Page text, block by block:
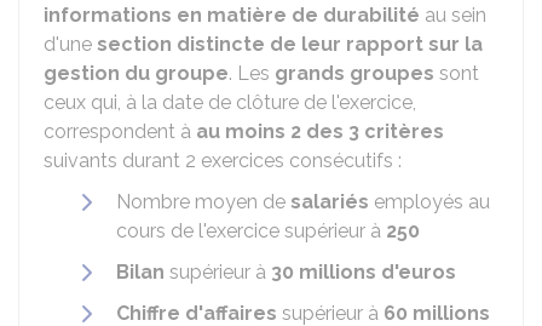
informations en matière de durabilité au sein
d'une section distincte de leur rapport sur la
gestion du groupe. Les grands groupes sont
ceux qui, à la date de clôture de l'exercice,
correspondent à au moins 2 des 3 critères
suivants durant 2 exercices consécutifs :
Nombre moyen de salariés employés au
cours de l'exercice supérieur à 250
Bilan supérieur à 30 millions d'euros
Chiffre d'affaires supérieur à 60 millions